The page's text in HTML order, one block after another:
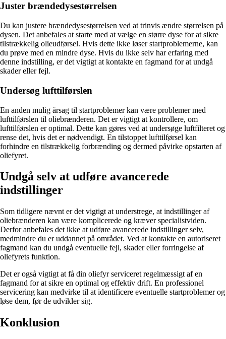
Juster brændedysestørrelsen
Du kan justere brændedysestørrelsen ved at trinvis ændre størrelsen på
dysen. Det anbefales at starte med at vælge en større dyse for at sikre
tilstrækkelig olieudførsel. Hvis dette ikke løser startproblemerne, kan
du prøve med en mindre dyse. Hvis du ikke selv har erfaring med
denne indstilling, er det vigtigt at kontakte en fagmand for at undgå
skader eller fejl.
Undersøg lufttilførslen
En anden mulig årsag til startproblemer kan være problemer med
lufttilførslen til oliebrænderen. Det er vigtigt at kontrollere, om
lufttilførslen er optimal. Dette kan gøres ved at undersøge luftfilteret og
rense det, hvis det er nødvendigt. En tilstoppet lufttilførsel kan
forhindre en tilstrækkelig forbrænding og dermed påvirke opstarten af
oliefyret.
Undgå selv at udføre avancerede
indstillinger
Som tidligere nævnt er det vigtigt at understrege, at indstillinger af
oliebrænderen kan være komplicerede og kræver specialistviden.
Derfor anbefales det ikke at udføre avancerede indstillinger selv,
medmindre du er uddannet på området. Ved at kontakte en autoriseret
fagmand kan du undgå eventuelle fejl, skader eller forringelse af
oliefyrets funktion.
Det er også vigtigt at få din oliefyr serviceret regelmæssigt af en
fagmand for at sikre en optimal og effektiv drift. En professionel
servicering kan medvirke til at identificere eventuelle startproblemer og
løse dem, før de udvikler sig.
Konklusion